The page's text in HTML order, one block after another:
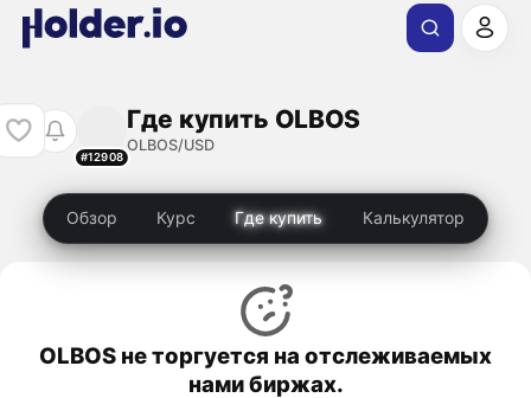
#12908
Где купить OLBOS
OLBOS/USD
Обзор Курс Где купить Калькулятор
OLBOS не торгуется на отслеживаемых
нами биржах.